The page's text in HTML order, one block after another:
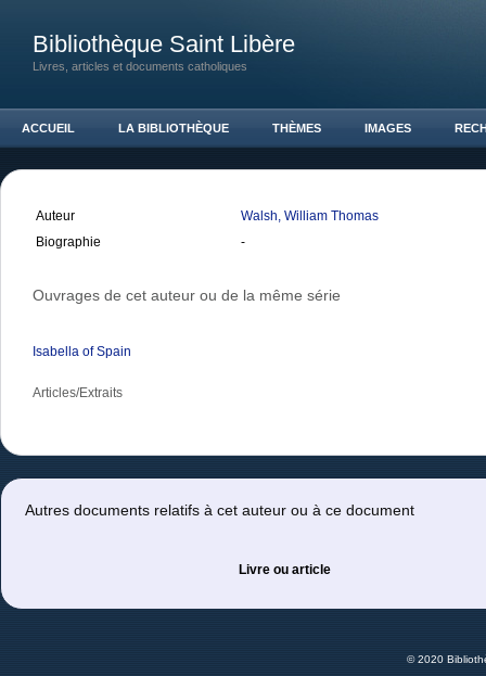
Bibliothèque Saint Libère
Livres, articles et documents catholiques
ACCUEIL LA BIBLIOTHÈQUE THÈMES IMAGES
Auteur
Walsh, William Thomas
Biographie
-
Ouvrages de cet auteur ou de la même série
Isabella of Spain
Articles/Extraits
Autres documents relatifs à cet auteur ou à ce document
Livre ou article
© 2020